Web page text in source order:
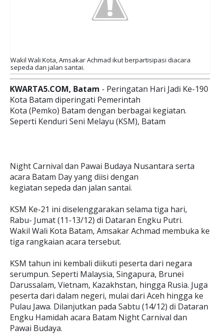
Wakil Wali Kota, Amsakar Achmad ikut berpartisipasi diacara
sepeda dan jalan santai.
KWARTA5.COM, Batam - Peringatan Hari Jadi Ke-190
Kota Batam diperingati Pemerintah
Kota (Pemko) Batam dengan berbagai kegiatan.
Seperti Kenduri Seni Melayu (KSM), Batam
Night Carnival dan Pawai Budaya Nusantara serta
acara Batam Day yang diisi dengan
kegiatan sepeda dan jalan santai.
KSM Ke-21 ini diselenggarakan selama tiga hari,
Rabu- Jumat (11-13/12) di Dataran Engku Putri.
Wakil Wali Kota Batam, Amsakar Achmad membuka ke
tiga rangkaian acara tersebut.
KSM tahun ini kembali diikuti peserta dari negara
serumpun. Seperti Malaysia, Singapura, Brunei
Darussalam, Vietnam, Kazakhstan, hingga Rusia. Juga
peserta dari dalam negeri, mulai dari Aceh hingga ke
Pulau Jawa. Dilanjutkan pada Sabtu (14/12) di Dataran
Engku Hamidah acara Batam Night Carnival dan
Pawai Budaya.